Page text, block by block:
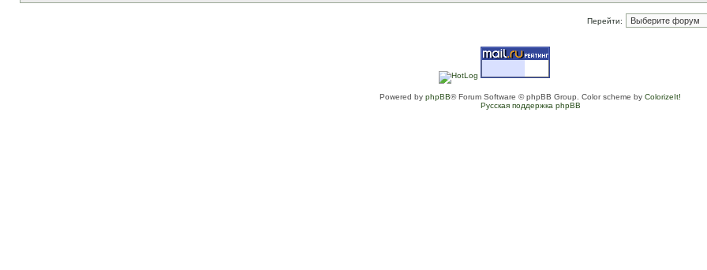
Перейти:
Powered by phpBB® Forum Software © phpBB Group. Color scheme by ColorizeIt!
Русская поддержка phpBB